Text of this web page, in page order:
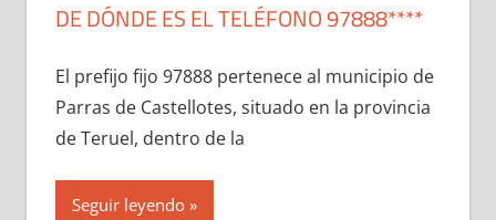
DE DÓNDE ES EL TELÉFONO 97888****
El prefijo fijo 97888 pertenece al municipio dе
Parras dе Castellotes, situado en la provincia
dе Teruel, dentro dе la
Seguir leyendo